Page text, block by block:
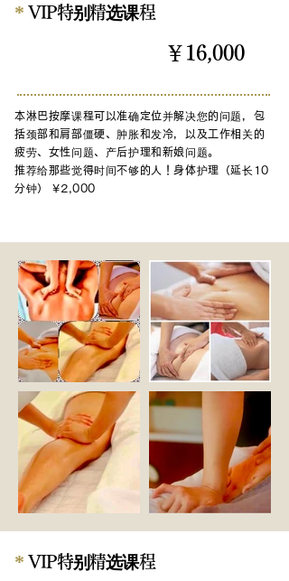
* VIP特别精选课程
￥16,000
本淋巴按摩课程可以准确定位并解决您的问题，包
括颈部和肩部僵硬、肿胀和发冷，以及工作相关的
疲劳、女性问题、产后护理和新娘问题。
推荐给那些觉得时间不够的人
！身体护理（延长10
分钟） ¥2,000
* VIP特别精选课程